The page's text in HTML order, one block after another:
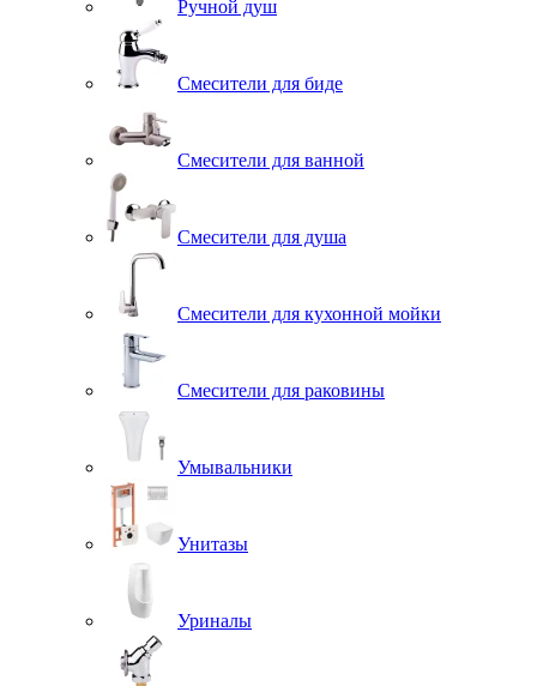
Ручной душ
Смесители для биде
Смесители для ванной
Смесители для душа
Смесители для кухонной мойки
Смесители для раковины
Умывальники
Унитазы
Уриналы